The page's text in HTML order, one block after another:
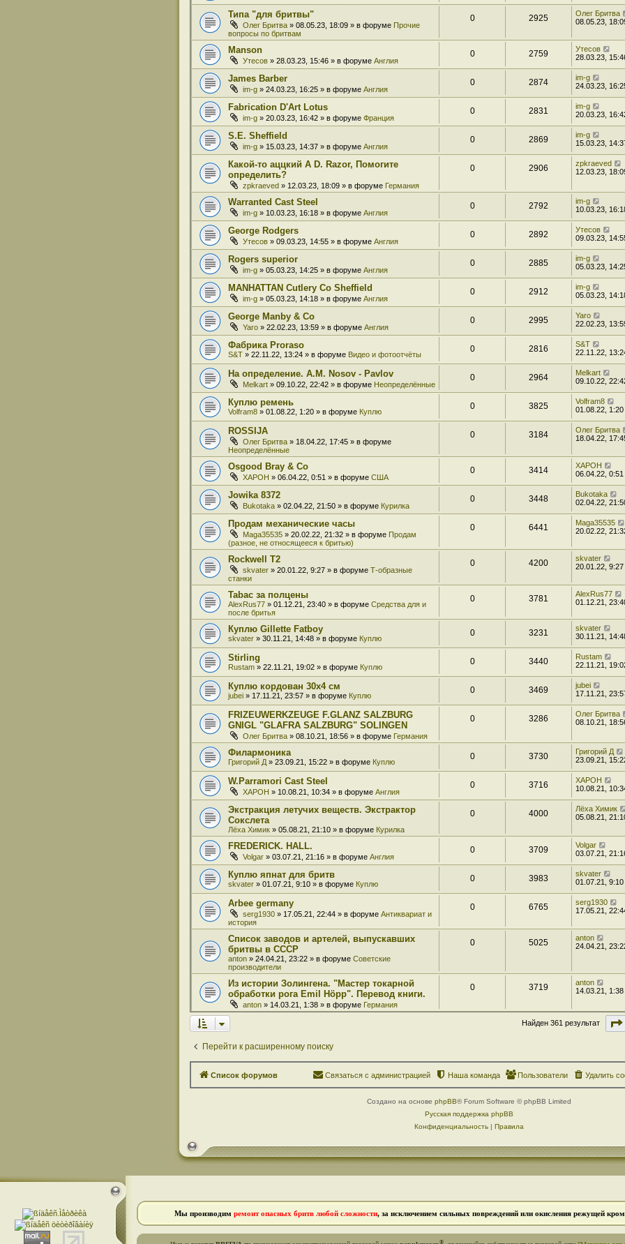
Типа "для бритвы"
Олег Бритва » 08.05.23, 18:09 » в форуме Прочие
вопросы по бритвам
0 2925
Олег Бритва
08.05.23,
Manson
Утесов » 28.03.23, 15:46 » в форуме Англия
0 2759
Утесов
28.03.23,
James Barber
im-g » 24.03.23, 16:25 » в форуме Англия
0 2874
im-g
24.03.23,
Fabrication D'Art Lotus
im-g » 20.03.23, 16:42 » в форуме Франция
0 2831
im-g
20.03.23,
S.E. Sheffield
im-g » 15.03.23, 14:37 » в форуме Англия
0 2869
im-g
15.03.23,
Какой-то аццкий A D. Razor, Помогите
определить?
zpkraeved » 12.03.23, 18:09 » в форуме Германия
0 2906
zpkraeved
12.03.23,
Warranted Cast Steel
im-g » 10.03.23, 16:18 » в форуме Англия
0 2792
im-g
10.03.23,
George Rodgers
Утесов » 09.03.23, 14:55 » в форуме Англия
0 2892
Утесов
09.03.23,
Rogers superior
im-g » 05.03.23, 14:25 » в форуме Англия
0 2885
im-g
05.03.23,
MANHATTAN Cutlery Co Sheffield
im-g » 05.03.23, 14:18 » в форуме Англия
0 2912
im-g
05.03.23,
George Manby & Co
Yaro » 22.02.23, 13:59 » в форуме Англия
0 2995
Yaro
22.02.23,
Фабрика Proraso
S&T » 22.11.22, 13:24 » в форуме Видео и фотоотчёты
0 2816
S&T
22.11.22,
На определение. A.M. Nosov - Pavlov
Melkart » 09.10.22, 22:42 » в форуме Неопределённые
0 2964
Melkart
09.10.22,
Куплю ремень
Volfram8 » 01.08.22, 1:20 » в форуме Куплю
0 3825
Volfram8
01.08.22, 1:20
ROSSIJA
Олег Бритва » 18.04.22, 17:45 » в форуме
Неопределённые
0 3184
Олег Бритва
18.04.22,
Osgood Bray & Co
XAPOH » 06.04.22, 0:51 » в форуме США
0 3414
XAPOH
06.04.22, 0:51
Jowika 8372
Bukotaka » 02.04.22, 21:50 » в форуме Курилка
0 3448
Bukotaka
02.04.22,
Продам механические часы
Maga35535 » 20.02.22, 21:32 » в форуме Продам
(разное, не относящееся к бритью)
0 6441
Maga35535
20.02.22,
Rockwell T2
skvater » 20.01.22, 9:27 » в форуме Т-образные
станки
0 4200
skvater
20.01.22, 9:27
Tabac за полцены
AlexRus77 » 01.12.21, 23:40 » в форуме Средства для и
после бритья
0 3781
AlexRus77
01.12.21,
Куплю Gillette Fatboy
skvater » 30.11.21, 14:48 » в форуме Куплю
0 3231
skvater
30.11.21,
Stirling
Rustam » 22.11.21, 19:02 » в форуме Куплю
0 3440
Rustam
22.11.21,
Куплю кордован 30x4 см
jubei » 17.11.21, 23:57 » в форуме Куплю
0 3469
jubei
17.11.21,
FRIZEUWERKZEUGE F.GLANZ SALZBURG
GNIGL "GLAFRA SALZBURG" SOLINGEN
Олег Бритва » 08.10.21, 18:56 » в форуме Германия
0 3286
Олег Бритва
08.10.21,
Филармоника
Григорий Д » 23.09.21, 15:22 » в форуме Куплю
0 3730
Григорий Д
23.09.21,
W.Parramori Cast Steel
XAPOH » 10.08.21, 10:34 » в форуме Англия
0 3716
XAPOH
10.08.21,
Экстракция летучих веществ. Экстрактор
Сокслета
Лёха Химик » 05.08.21, 21:10 » в форуме Курилка
0 4000
Лёха Химик
05.08.21,
FREDERICK. HALL.
Volgar » 03.07.21, 21:16 » в форуме Англия
0 3709
Volgar
03.07.21,
Куплю япнат для бритв
skvater » 01.07.21, 9:10 » в форуме Куплю
0 3983
skvater
01.07.21, 9:10
Arbee germany
serg1930 » 17.05.21, 22:44 » в форуме Антиквариат и
история
0 6765
serg1930
17.05.21,
Список заводов и артелей, выпускавших
бритвы в СССР
anton » 24.04.21, 23:22 » в форуме Советские
производители
0 5025
anton
24.04.21,
Из истории Золингена. "Мастер токарной
обработки рога Emil Höpp". Перевод книги.
anton » 14.03.21, 1:38 » в форуме Германия
0 3719
anton
14.03.21, 1:38
Найден 361 результат
Перейти к расширенному поиску
Список форумов Удалить
Пользователи
Наша команда
Связаться с администрацией
Создано на основе phpBB® Forum Software © phpBB Limited
Русская поддержка phpBB
Конфиденциальность| Правила
Мы производим ремонт опасных бритв любой сложности, за исключением сильных повреждений или окисления режущей
®